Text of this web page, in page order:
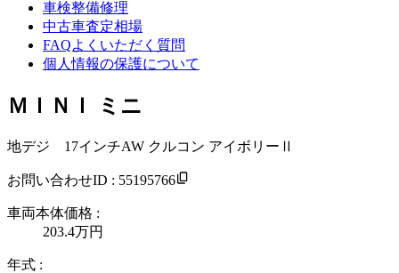
車検整備修理
中古車査定相場
FAQよくいただく質問
個人情報の保護について
ＭＩＮＩ ミニ
地デジ 17インチAW クルコン アイボリーⅡ
お問い合わせID : 55195766
車両本体価格 :
203.4万円
年式 :